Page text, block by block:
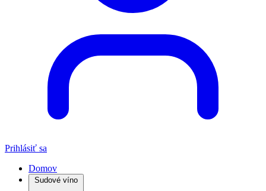
Prihlásiť sa
Domov
Sudové víno